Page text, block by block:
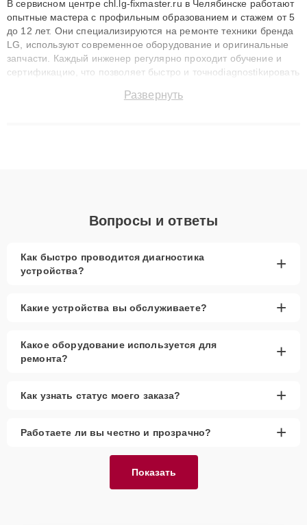
В сервисном центре chl.lg-fixmaster.ru в Челябинске работают
опытные мастера с профильным образованием и стажем от 5
до 12 лет. Они специализируются на ремонте техники бренда
LG, используют современное оборудование и оригинальные
запчасти. Каждый инженер регулярно проходит обучение и
сертификацию, что позволяет быстро и точноdiagnostikировать
до 3 лет. Наши мастера решают сложные случаи: от замены
Развернуть
Вопросы и ответы
Как быстро проводится диагностика
устройства?
+
Какие устройства вы обслуживаете? +
Какое оборудование используется для
ремонта?
+
Как узнать статус моего заказа? +
Работаете ли вы честно и прозрачно? +
Показать